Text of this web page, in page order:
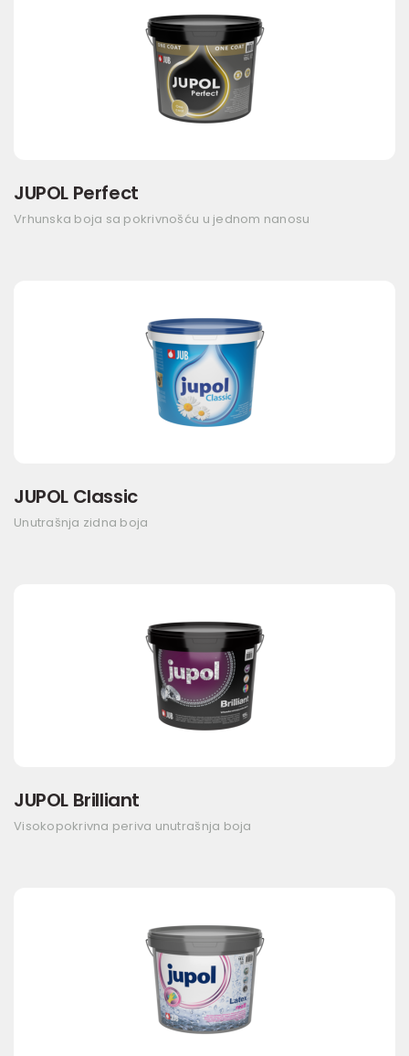
JUPOL Perfect
Vrhunska boja sa pokrivnošću u jednom nanosu
JUPOL Classic
Unutrašnja zidna boja
JUPOL Brilliant
Visokopokrivna periva unutrašnja boja